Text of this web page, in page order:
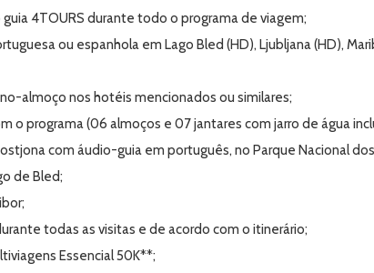
4TOURS durante todo o programa de viagem;
ou espanhola em Lago Bled (HD), Ljubljana (HD),
almoço nos hotéis mencionados ou similares;
o programa (06 almoços e 07 jantares com jarro de água
com áudio-guia em português, no Parque Nacional
de Bled;
todas as visitas e de acordo com o itinerário;
Essencial 50K**;